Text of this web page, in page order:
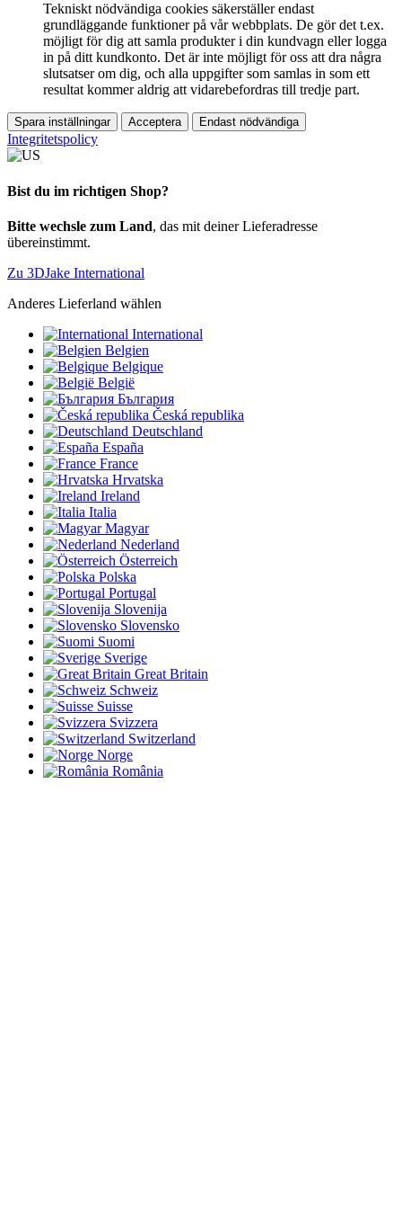
Tekniskt nödvändiga cookies säkerställer endast
grundläggande funktioner på vår webbplats. De gör det t.ex.
möjligt för dig att samla produkter i din kundvagn eller logga
in på ditt kundkonto. Det är inte möjligt för oss att dra några
slutsatser om dig, och alla uppgifter som samlas in som ett
resultat kommer aldrig att vidarebefordras till tredje part.
Spara inställningar Acceptera Endast nödvändiga
Integritetspolicy
Bist du im richtigen Shop?
Bitte wechsle zum Land, das mit deiner Lieferadresse
übereinstimmt.
Zu 3DJake International
Anderes Lieferland wählen
International
Belgien
Belgique
België
България
Česká republika
Deutschland
España
France
Hrvatska
Ireland
Italia
Magyar
Nederland
Österreich
Polska
Portugal
Slovenija
Slovensko
Suomi
Sverige
Great Britain
Schweiz
Suisse
Svizzera
Switzerland
Norge
România